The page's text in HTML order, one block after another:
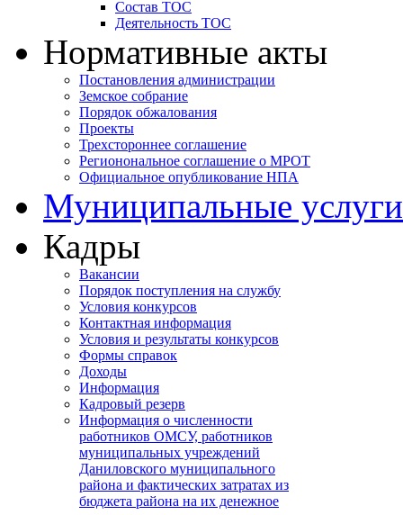
Состав ТОС
Деятельность ТОС
Нормативные акты
Постановления администрации
Земское собрание
Порядок обжалования
Проекты
Трехстороннее соглашение
Регионональное соглашение о МРОТ
Официальное опубликование НПА
Муниципальные услуги
Кадры
Вакансии
Порядок поступления на службу
Условия конкурсов
Контактная информация
Условия и результаты конкурсов
Формы справок
Доходы
Информация
Кадровый резерв
Информация о численности
работников ОМСУ, работников
муниципальных учреждений
Даниловского муниципального
района и фактических затратах из
бюджета района на их денежное